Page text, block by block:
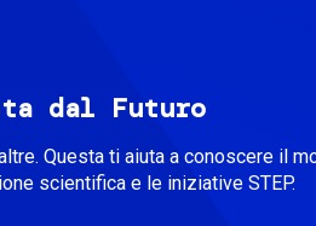
dal Futuro
Questa ti aiuta a conoscere il
scientifica e le iniziative STEP.